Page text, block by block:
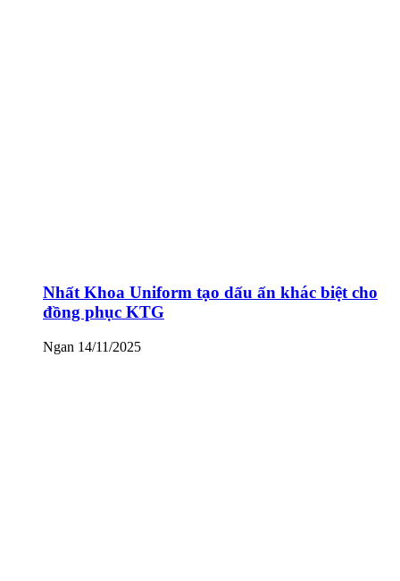
Nhất Khoa Uniform tạo dấu ấn khác biệt cho
đồng phục KTG
Ngan 14/11/2025